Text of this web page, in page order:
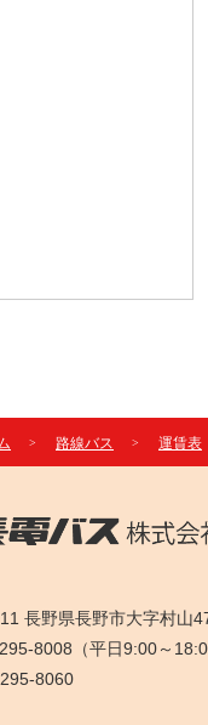
路線バス 運賃表
長野県長野市大字村山
8008（平日9:00～
8060